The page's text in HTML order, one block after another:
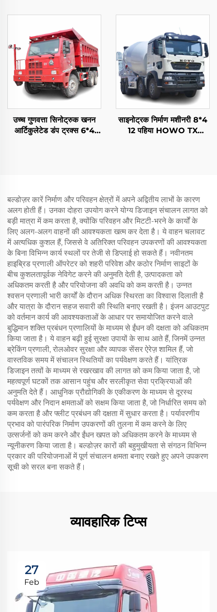
ड्राइव टिपर डंप ट्रक बैटरी के
उच्च गुणवत्ता सिनोट्रुक खनन
आर्टिकुलेटेड डंप ट्रक्स 6*4
साइनोट्रक निर्माण मशीनरी 8*4
12 पहिया HOWO TX
बल्डोज़र कारें निर्माण और परिवहन क्षेत्रों में अपने अद्वितीय लाभों के कारण
अलग होती हैं। उनका दोहरा उपयोग करने योग्य डिजाइन संचालन लागत को
बड़ी मात्रा में कम करता है, क्योंकि परिवहन और मिटटी-भरने के कार्यों के
लिए अलग-अलग वाहनों की आवश्यकता खत्म कर देता है। ये वाहन चलावट
में अत्यधिक कुशल हैं, जिससे वे अतिरिक्त परिवहन उपकरणों की आवश्यकता
के बिना विभिन्न कार्य स्थलों पर तेजी से डिप्लाई हो सकते हैं। नवीनतम
हाइब्रिड प्रणाली ऑपरेटर को शहरी परिवेश और कठोर निर्माण साइटों के
बीच कुशलतापूर्वक नेविगेट करने की अनुमति देती है, उत्पादकता को
अधिकतम करती है और परियोजना की अवधि को कम करती है। उन्नत
श्वसन प्रणाली भारी कार्यों के दौरान अधिक स्थिरता का विश्वास दिलाती है
और यात्रा के दौरान सहज सवारी की स्थिति बनाए रखती है। इंजन आउटपुट
को वर्तमान कार्य की आवश्यकताओं के आधार पर समायोजित करने वाले
बुद्धिमान शक्ति प्रबंधन प्रणालियों के माध्यम से ईंधन की दक्षता को अधिकतम
किया जाता है। ये वाहन बढ़ी हुई सुरक्षा उपायों के साथ आते हैं, जिनमें उन्नत
ब्रेकिंग प्रणाली, रोलओवर सुरक्षा और व्यापक सेंसर ऐरेज़ शामिल हैं, जो
वास्तविक समय में संचालन स्थितियों का पर्यवेक्षण करते हैं। यांत्रिक
डिजाइन तत्वों के माध्यम से रखरखाव की लागत को कम किया जाता है, जो
महत्वपूर्ण घटकों तक आसान पहुंच और सरलीकृत सेवा प्रक्रियाओं की
अनुमति देते हैं। आधुनिक प्रौद्योगिकी के एकीकरण के माध्यम से दूरस्थ
पर्यवेक्षण और निदान क्षमताओं को सक्षम किया जाता है, जो निर्धारित समय को
कम करता है और फ्लीट प्रबंधन की दक्षता में सुधार करता है। पर्यावरणीय
प्रभाव को पारंपरिक निर्माण उपकरणों की तुलना में कम करने के लिए
उत्सर्जनों को कम करने और ईंधन खपत को अधिकतम करने के माध्यम से
न्यूनीकरण किया जाता है। बल्डोज़र कारों की बहुमुखीयता से संगठन विभिन्न
प्रकार की परियोजनाओं में पूर्ण संचालन क्षमता बनाए रखते हुए अपने उपकरण
सूची को सरल बना सकते हैं।
व्यावहारिक टिप्स
27
Feb